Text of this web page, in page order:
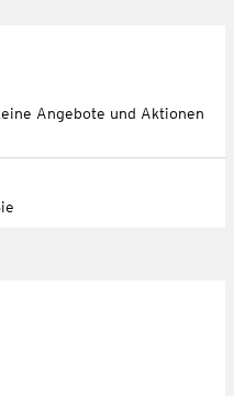
Angebote und Aktionen